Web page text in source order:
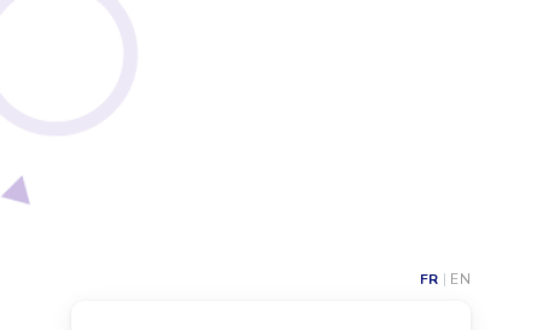
FR | EN